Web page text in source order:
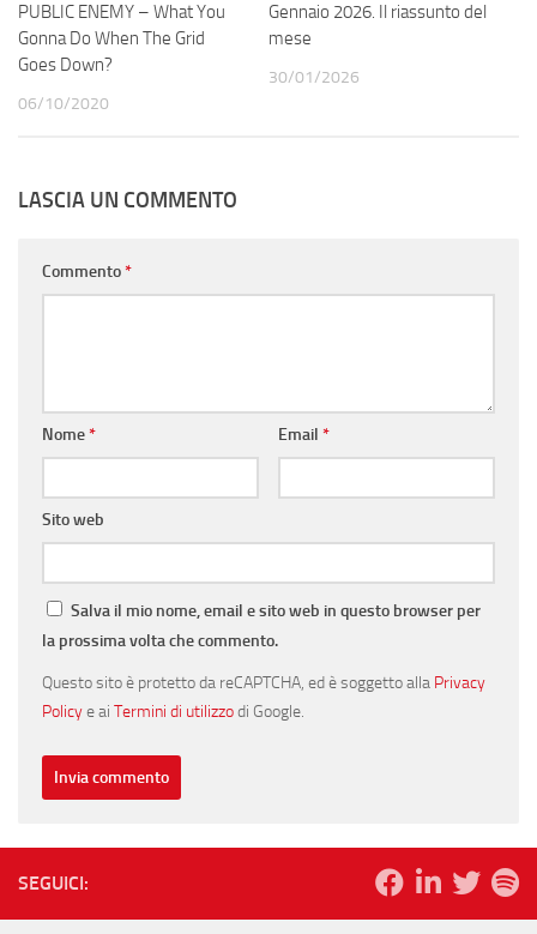
PUBLIC ENEMY – What You
Gonna Do When The Grid
Goes Down?
06/10/2020
Gennaio 2026. Il riassunto del
mese
30/01/2026
LASCIA UN COMMENTO
Commento*
Nome* Email *
Sito web
Salva il mio nome, email e sito web in questo browser per
la prossima volta che commento.
Questo sito è protetto da reCAPTCHA, ed è soggetto alla Privacy
Policye ai Termini di utilizzodi Google.
SEGUICI: